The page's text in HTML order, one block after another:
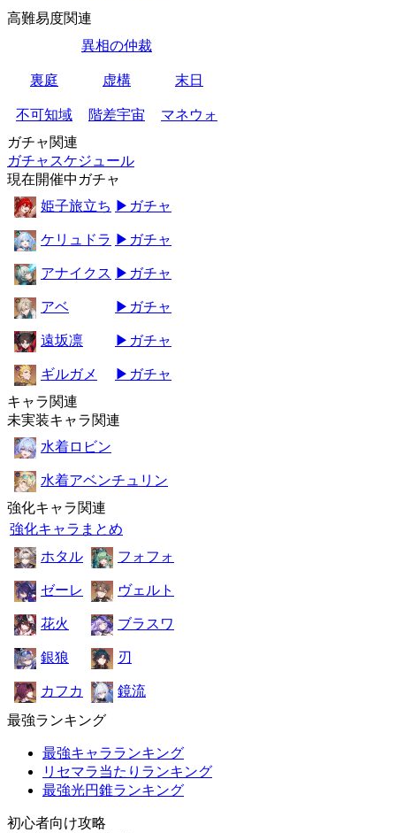
高難易度関連
異相の仲裁
裏庭 虚構 末日
不可知域 階差宇宙
マネウォ
ガチャ関連
ガチャスケジュール
現在開催中ガチャ
姫子旅立ち ▶ガチャ
ケリュドラ ▶ガチャ
アナイクス ▶ガチャ
アベ ▶ガチャ
遠坂凛 ▶ガチャ
ギルガメ
▶ガチャ
キャラ関連
未実装キャラ関連
水着ロビン
水着アベンチュリン
強化キャラ関連
強化キャラまとめ
ホタル
フォフォ
ゼーレ ヴェルト
花火 ブラスワ
銀狼 刃
カフカ
鏡流
最強ランキング
最強キャラランキング
リセマラ当たりランキング
最強光円錐ランキング
初心者向け攻略